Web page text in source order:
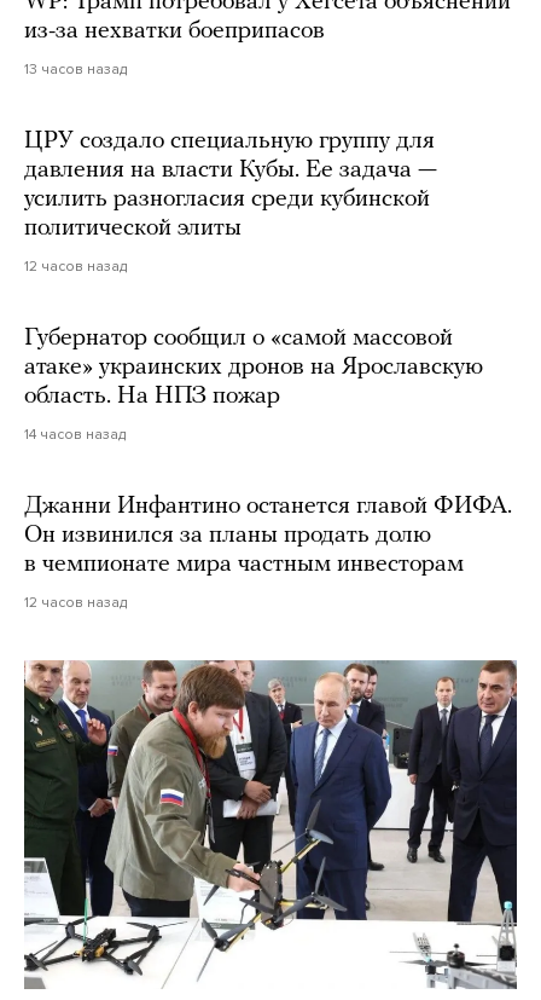
из-за нехватки боеприпасов
13 часов назад
ЦРУ создало специальную группу для
давления на власти Кубы. Ее задача —
усилить разногласия среди кубинской
политической элиты
12 часов назад
Губернатор сообщил о «самой массовой
атаке» украинских дронов на Ярославскую
область. На НПЗ пожар
14 часов назад
Джанни Инфантино останется главой ФИФА.
Он извинился за планы продать долю
в чемпионате мира частным инвесторам
12 часов назад